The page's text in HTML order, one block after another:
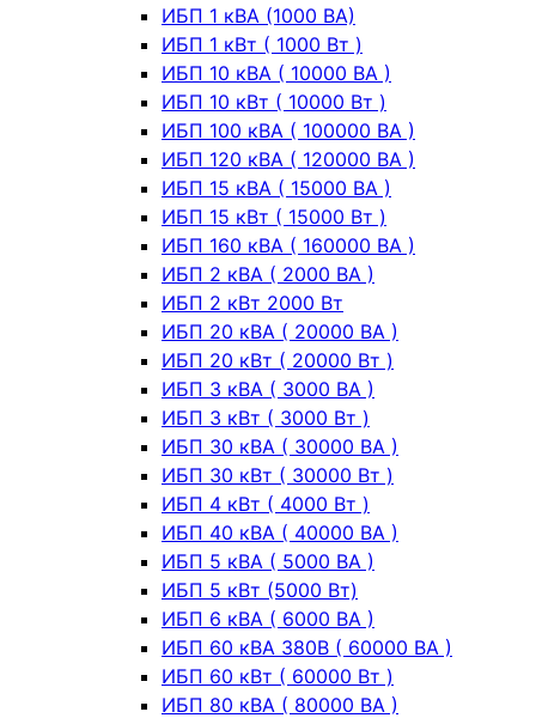
ИБП 1 кВА (1000 ВА)
ИБП 1 кВт ( 1000 Вт )
ИБП 10 кВА ( 10000 ВА )
ИБП 10 кВт ( 10000 Вт )
ИБП 100 кВА ( 100000 ВА )
ИБП 120 кВА ( 120000 ВА )
ИБП 15 кВА ( 15000 ВА )
ИБП 15 кВт ( 15000 Вт )
ИБП 160 кВА ( 160000 ВА )
ИБП 2 кВА ( 2000 ВА )
ИБП 2 кВт 2000 Вт
ИБП 20 кВА ( 20000 ВА )
ИБП 20 кВт ( 20000 Вт )
ИБП 3 кВА ( 3000 ВА )
ИБП 3 кВт ( 3000 Вт )
ИБП 30 кВА ( 30000 ВА )
ИБП 30 кВт ( 30000 Вт )
ИБП 4 кВт ( 4000 Вт )
ИБП 40 кВА ( 40000 ВА )
ИБП 5 кВА ( 5000 ВА )
ИБП 5 кВт (5000 Вт)
ИБП 6 кВА ( 6000 ВА )
ИБП 60 кВА 380В ( 60000 ВА )
ИБП 60 кВт ( 60000 Вт )
ИБП 80 кВА ( 80000 ВА )